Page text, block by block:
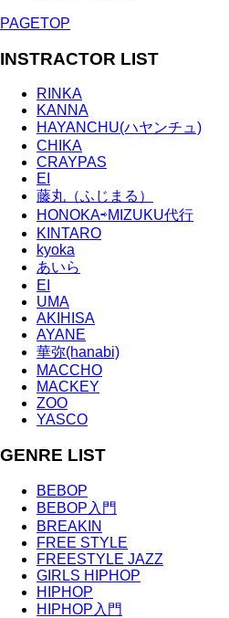
PAGETOP
INSTRACTOR LIST
RINKA
KANNA
HAYANCHU(ハヤンチュ)
CHIKA
CRAYPAS
EI
藤丸（ふじまる）
HONOKA⇨MIZUKU代行
KINTARO
kyoka
あいら
EI
UMA
AKIHISA
AYANE
華弥(hanabi)
MACCHO
MACKEY
ZOO
YASCO
GENRE LIST
BEBOP
BEBOP入門
BREAKIN
FREE STYLE
FREESTYLE JAZZ
GIRLS HIPHOP
HIPHOP
HIPHOP入門